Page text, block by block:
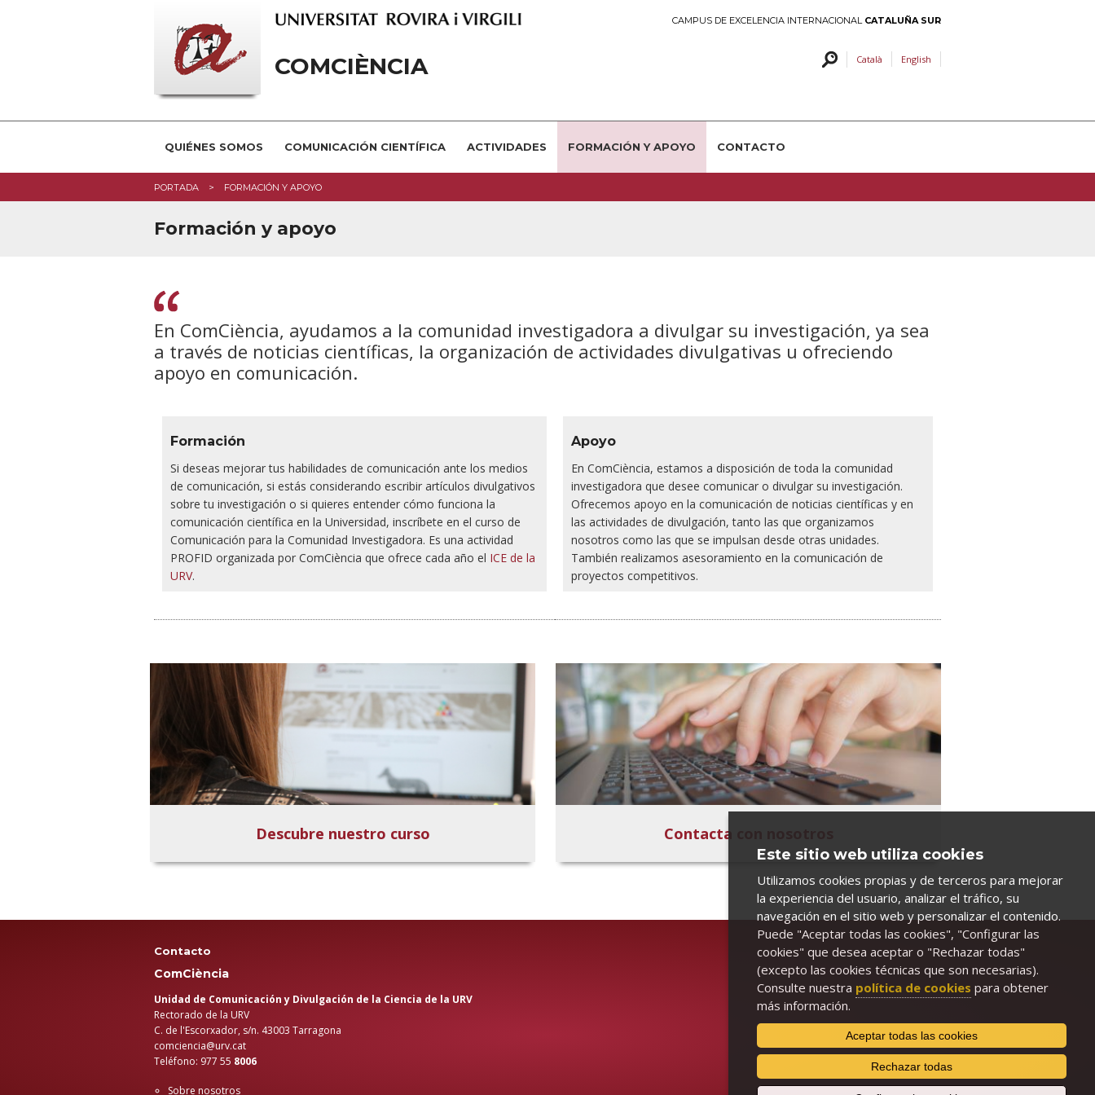
CAMPUS DE EXCELENCIA INTERNACIONAL CATALUÑA SUR
COMCIÈNCIA Català English
QUIÉNES SOMOS COMUNICACIÓN CIENTÍFICA ACTIVIDADES FORMACIÓN Y APOYO CONTACTO
PORTADA FORMACIÓN Y APOYO
Formación y apoyo
En ComCiència, ayudamos a la comunidad investigadora a divulgar su investigación, ya sea
a través de noticias científicas, la organización de actividades divulgativas u ofreciendo
apoyo en comunicación.
Formación
Si deseas mejorar tus habilidades de comunicación ante los medios
de comunicación, si estás considerando escribir artículos divulgativos
sobre tu investigación o si quieres entender cómo funciona la
comunicación científica en la Universidad, inscríbete en el curso de
Comunicación para la Comunidad Investigadora. Es una actividad
PROFID organizada por ComCiència que ofrece cada año el ICE de la
URV.
Apoyo
En ComCiència, estamos a disposición de toda la comunidad
investigadora que desee comunicar o divulgar su investigación.
Ofrecemos apoyo en la comunicación de noticias científicas y en
las actividades de divulgación, tanto las que organizamos
nosotros como las que se impulsan desde otras unidades.
También realizamos asesoramiento en la comunicación de
proyectos competitivos.
Descubre nuestro curso Contacta con nosotros
Contacto
ComCiència
Unidad de Comunicación y Divulgación de la Ciencia de la URV
Rectorado de la URV
C. de l'Escorxador, s/n. 43003 Tarragona
comciencia@urv.cat
Teléfono: 977 55 8006
Sobre nosotros
Este sitio web utiliza cookies
Utilizamos cookies propias y de terceros para mejorar
la experiencia del usuario, analizar el tráfico, su
navegación en el sitio web y personalizar el contenido.
Puede "Aceptar todas las cookies", "Configurar las
cookies" que desea aceptar o "Rechazar todas"
(excepto las cookies técnicas que son necesarias).
Consulte nuestra política de cookies para obtener
más información.
Aceptar todas las cookies
Rechazar todas